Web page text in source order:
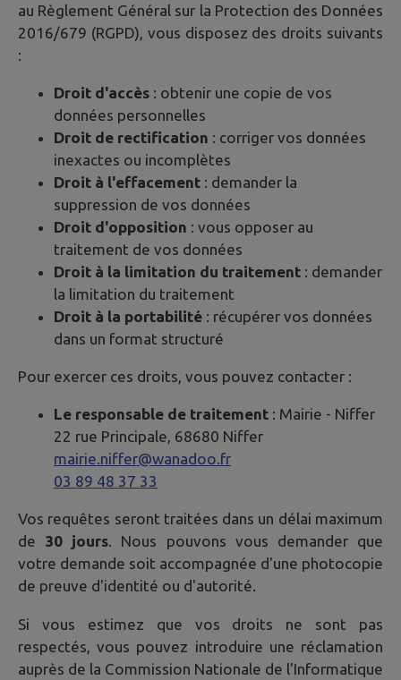
au Règlement Général sur la Protection des Données
2016/679 (RGPD), vous disposez des droits suivants
:
Droit d'accès : obtenir une copie de vos
données personnelles
Droit de rectification : corriger vos données
inexactes ou incomplètes
Droit à l'effacement : demander la
suppression de vos données
Droit d'opposition : vous opposer au
traitement de vos données
Droit à la limitation du traitement : demander
la limitation du traitement
Droit à la portabilité : récupérer vos données
dans un format structuré
Pour exercer ces droits, vous pouvez contacter :
Le responsable de traitement : Mairie - Niffer
22 rue Principale, 68680 Niffer
mairie.niffer@wanadoo.fr
03 89 48 37 33
Vos requêtes seront traitées dans un délai maximum
de 30 jours. Nous pouvons vous demander que
votre demande soit accompagnée d'une photocopie
de preuve d'identité ou d'autorité.
Si vous estimez que vos droits ne sont pas
respectés, vous pouvez introduire une réclamation
auprès de la Commission Nationale de l'Informatique